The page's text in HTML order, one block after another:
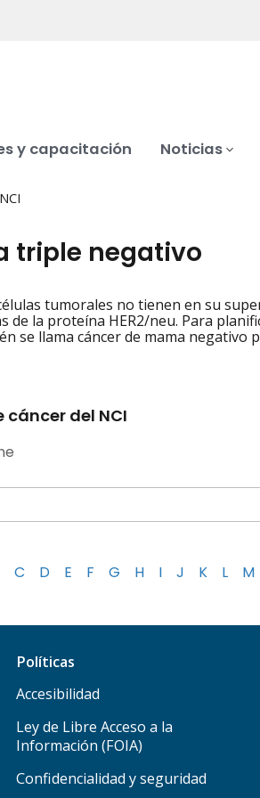
y capacitación Noticias
triple negativo
tumorales no tienen en su
de la proteína HER2/neu. Para
se llama cáncer de mama negativo
del NCI
C D E F G H I J K L M
Políticas
Accesibilidad
Ley de Libre Acceso a la
Información (FOIA)
Confidencialidad y seguridad